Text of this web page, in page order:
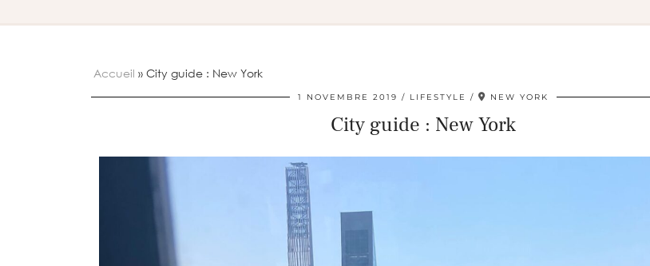
Accueil » City guide : New York
1 NOVEMBRE 2019 LIFESTYLE NEW YORK
City guide : New York